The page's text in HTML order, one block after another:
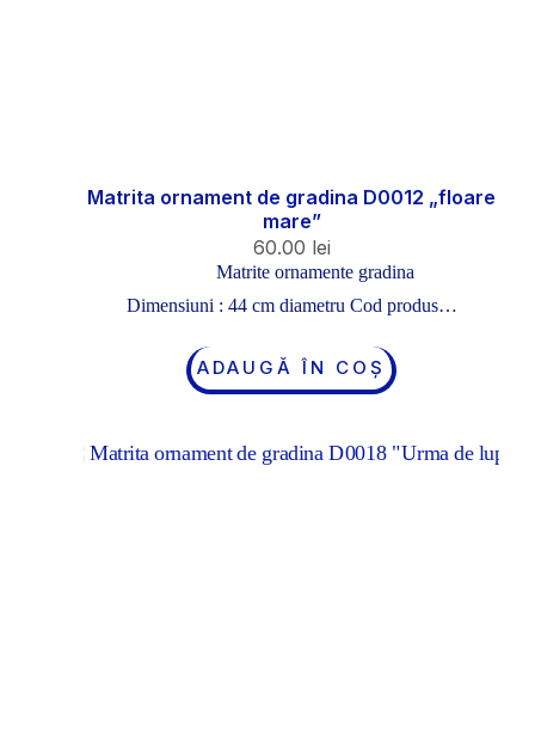
Matrita ornament de gradina D0012 „floare
mare”
60.00 lei
Matrite ornamente gradina
Dimensiuni : 44 cm diametru Cod produs…
ADAUGĂ ÎN COȘ